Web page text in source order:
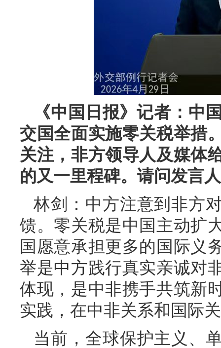
《中国日报》记者：中
交国全面实施零关税举措
关注，非方领导人及媒体
的又一里程碑。请问发言
林剑：中方注意到非方
馈。零关税是中国主动扩
国愿意承担更多的国际义
举是中方践行真实亲诚对
体现，是中非携手共筑新
实践，在中非关系和国际
当前，全球保护主义、